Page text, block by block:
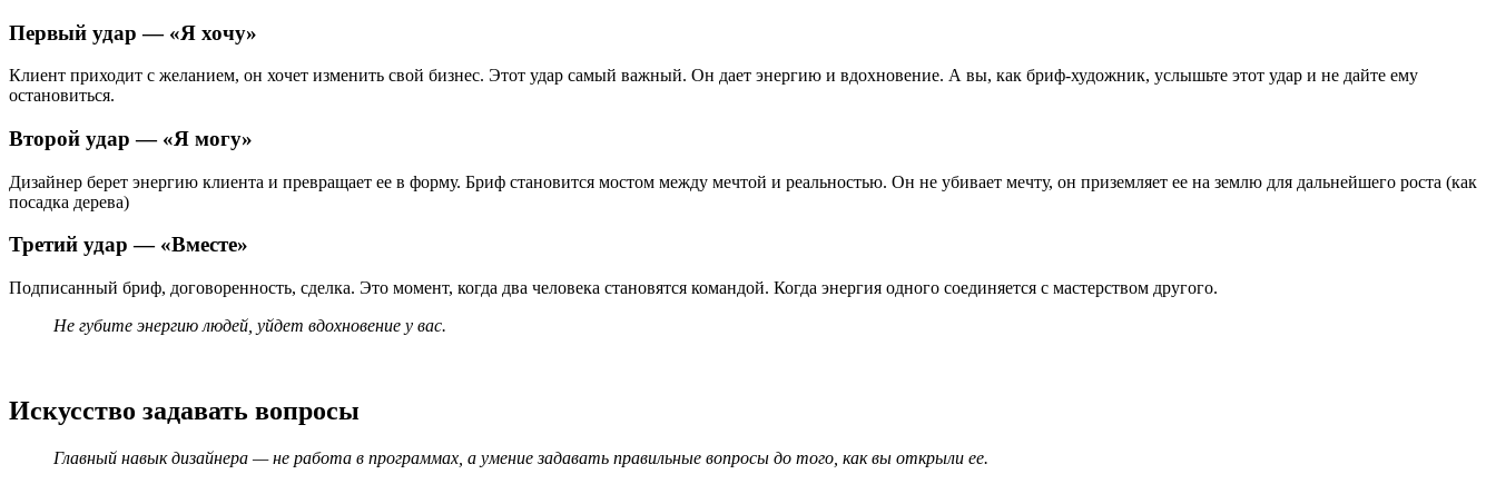
Первый удар — «Я хочу»
Клиент приходит с желанием, он хочет изменить свой бизнес. Этот удар самый важный. Он дает энергию и вдохновение. А вы, как бриф-художник, услышьте этот удар и не дайте ему
остановиться.
Второй удар — «Я могу»
Дизайнер берет энергию клиента и превращает ее в форму. Бриф становится мостом между мечтой и реальностью. Он не убивает мечту, он приземляет ее на землю для дальнейшего роста (как
посадка дерева)
Третий удар — «Вместе»
Подписанный бриф, договоренность, сделка. Это момент, когда два человека становятся командой. Когда энергия одного соединяется с мастерством другого.
Не губите энергию людей, уйдет вдохновение у вас.
Искусство задавать вопросы
Главный навык дизайнера — не работа в программах, а умение задавать правильные вопросы до того, как вы открыли ее.